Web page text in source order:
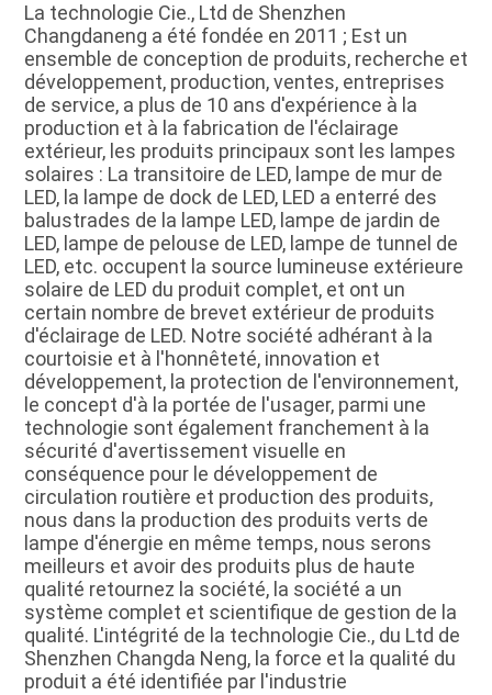
La technologie Cie., Ltd de Shenzhen
Changdaneng a été fondée en 2011 ; Est un
ensemble de conception de produits, recherche et
développement, production, ventes, entreprises
de service, a plus de 10 ans d'expérience à la
production et à la fabrication de l'éclairage
extérieur, les produits principaux sont les lampes
solaires : La transitoire de LED, lampe de mur de
LED, la lampe de dock de LED, LED a enterré des
balustrades de la lampe LED, lampe de jardin de
LED, lampe de pelouse de LED, lampe de tunnel de
LED, etc. occupent la source lumineuse extérieure
solaire de LED du produit complet, et ont un
certain nombre de brevet extérieur de produits
d'éclairage de LED. Notre société adhérant à la
courtoisie et à l'honnêteté, innovation et
développement, la protection de l'environnement,
le concept d'à la portée de l'usager, parmi une
technologie sont également franchement à la
sécurité d'avertissement visuelle en
conséquence pour le développement de
circulation routière et production des produits,
nous dans la production des produits verts de
lampe d'énergie en même temps, nous serons
meilleurs et avoir des produits plus de haute
qualité retournez la société, la société a un
système complet et scientifique de gestion de la
qualité. L'intégrité de la technologie Cie., du Ltd de
Shenzhen Changda Neng, la force et la qualité du
produit a été identifiée par l'industrie